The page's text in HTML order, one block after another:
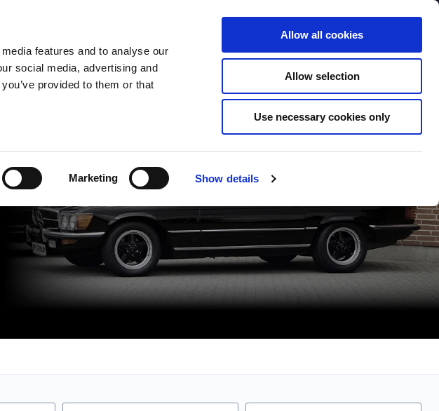
features and to analyse our
social media, advertising and
provided to them or that
Marketing Show details
Allow all cookies
Allow selection
Use necessary cookies only
Contact Company Login
Search Classic Cars Contemporary Cars New Parts